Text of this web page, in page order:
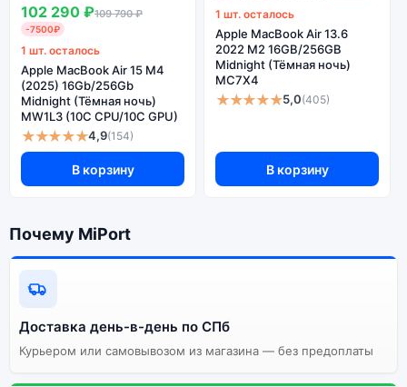
Ознакомиться с детальными характеристиками Apple
MacBook Pro 14 M3 8GB/1Tb Space Black (Чёрный
космос) (8C CPU, 10C GPU) можно ниже, в разделе
«Характеристики». Если выбранной конфигурации нет
в наличии — оформите заказ на сайте, и мы привезём
её в кратчайшие сроки. Доступна экспресс-доставка
по Санкт-Петербургу и самовывоз.
MacBook Pro 14 M3 8GB/1Tb Space
Black (Чёрный космос) (8C CPU, 10C
GPU):
Индивидуальные
характеристики
102 290 ₽109 790 ₽
-7500₽
1 шт. осталось
Apple MacBook Air 15 M4
(2025) 16Gb/256Gb
Midnight (Тёмная ночь)
MW1L3 (10C CPU/10C GPU)
★★★★★4,9(154)
В корзину
1 шт. осталось
Apple MacBook Air 13.6
2022 M2 16GB/256GB
Midnight (Тёмная ночь)
MC7X4
★★★★★5,0(405)
В корзину
Почему MiPort
Доставка день-в-день по СПб
Курьером или самовывозом из магазина — без предоплаты